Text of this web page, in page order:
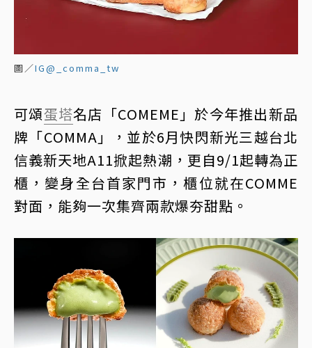
圖／IG@_comma_tw
可頌蛋塔名店「COMEME」於今年推出新品
牌「COMMA」，並於6月快閃新光三越台北
信義新天地A11掀起熱潮，更自9/1起轉為正
櫃，變身全台首家門市，櫃位就在COMME
對面，能夠一次集齊兩款爆夯甜點。